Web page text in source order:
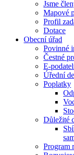
Jsme
Mapové
Profil
Dotace
Obecní úřad
Povinné
Čestné
E-
Úřední
Poplatky
Důležité
Program